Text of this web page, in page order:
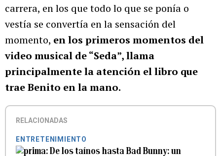
carrera, en los que todo lo que se ponía o
vestía se convertía en la sensación del
momento, en los primeros momentos del
video musical de “Seda”, llama
principalmente la atención el libro que
trae Benito en la mano.
RELACIONADAS
ENTRETENIMIENTO
De los taínos hasta Bad Bunny: un